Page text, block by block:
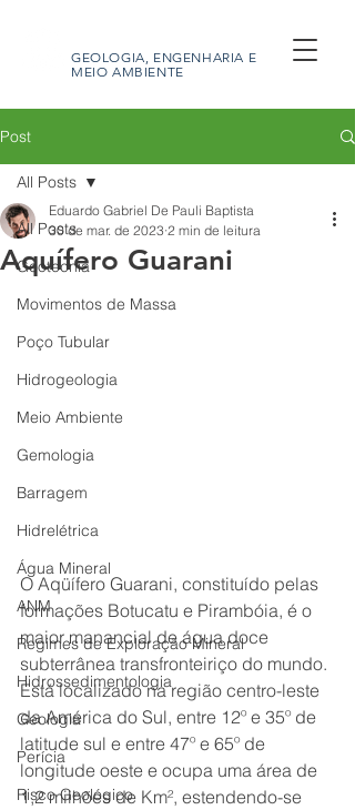
GEOLOGIA, ENGENHARIA E
MEIO AMBIENTE
Post
All Posts
Geotecnia
Movimentos de Massa
Poço Tubular
Hidrogeologia
Meio Ambiente
Gemologia
Barragem
Hidrelétrica
Água Mineral
ANM
Regimes de Exploração Mineral
Hidrossedimentologia
Geologia
Perícia
Risco Geológico
All Posts
Aquífero Guarani
Eduardo Gabriel De Pauli Baptista
30 de mar. de 2023 2 min de leitura
O Aqüífero Guarani, constituído pelas
formações Botucatu e Pirambóia, é o
maior manancial de água doce
subterrânea transfronteiriço do mundo.
Está localizado na região centro-leste
da América do Sul, entre 12º e 35º de
latitude sul e entre 47º e 65º de
longitude oeste e ocupa uma área de
1,2 milhões de Km², estendendo-se